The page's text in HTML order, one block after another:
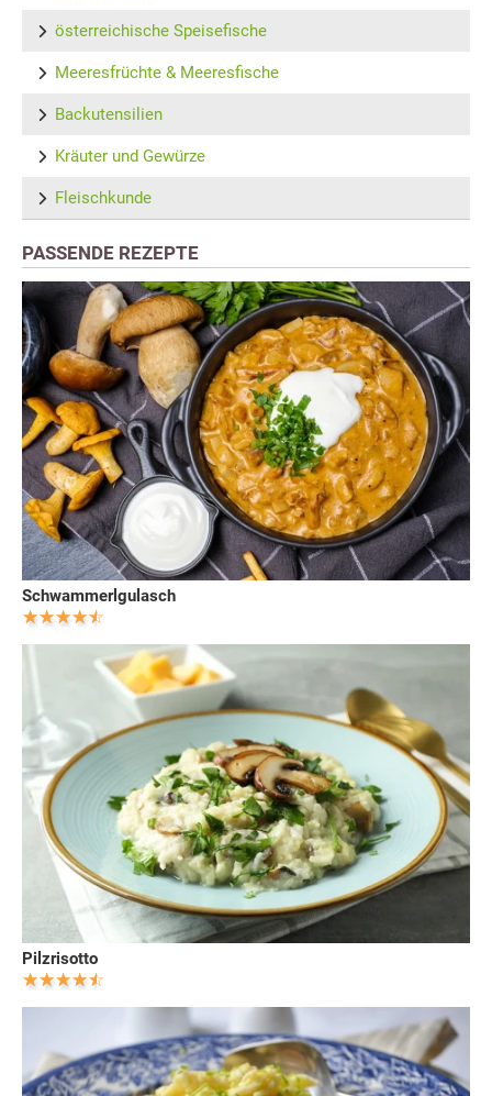
österreichische Speisefische
Meeresfrüchte & Meeresfische
Backutensilien
Kräuter und Gewürze
Fleischkunde
PASSENDE REZEPTE
Schwammerlgulasch
Pilzrisotto